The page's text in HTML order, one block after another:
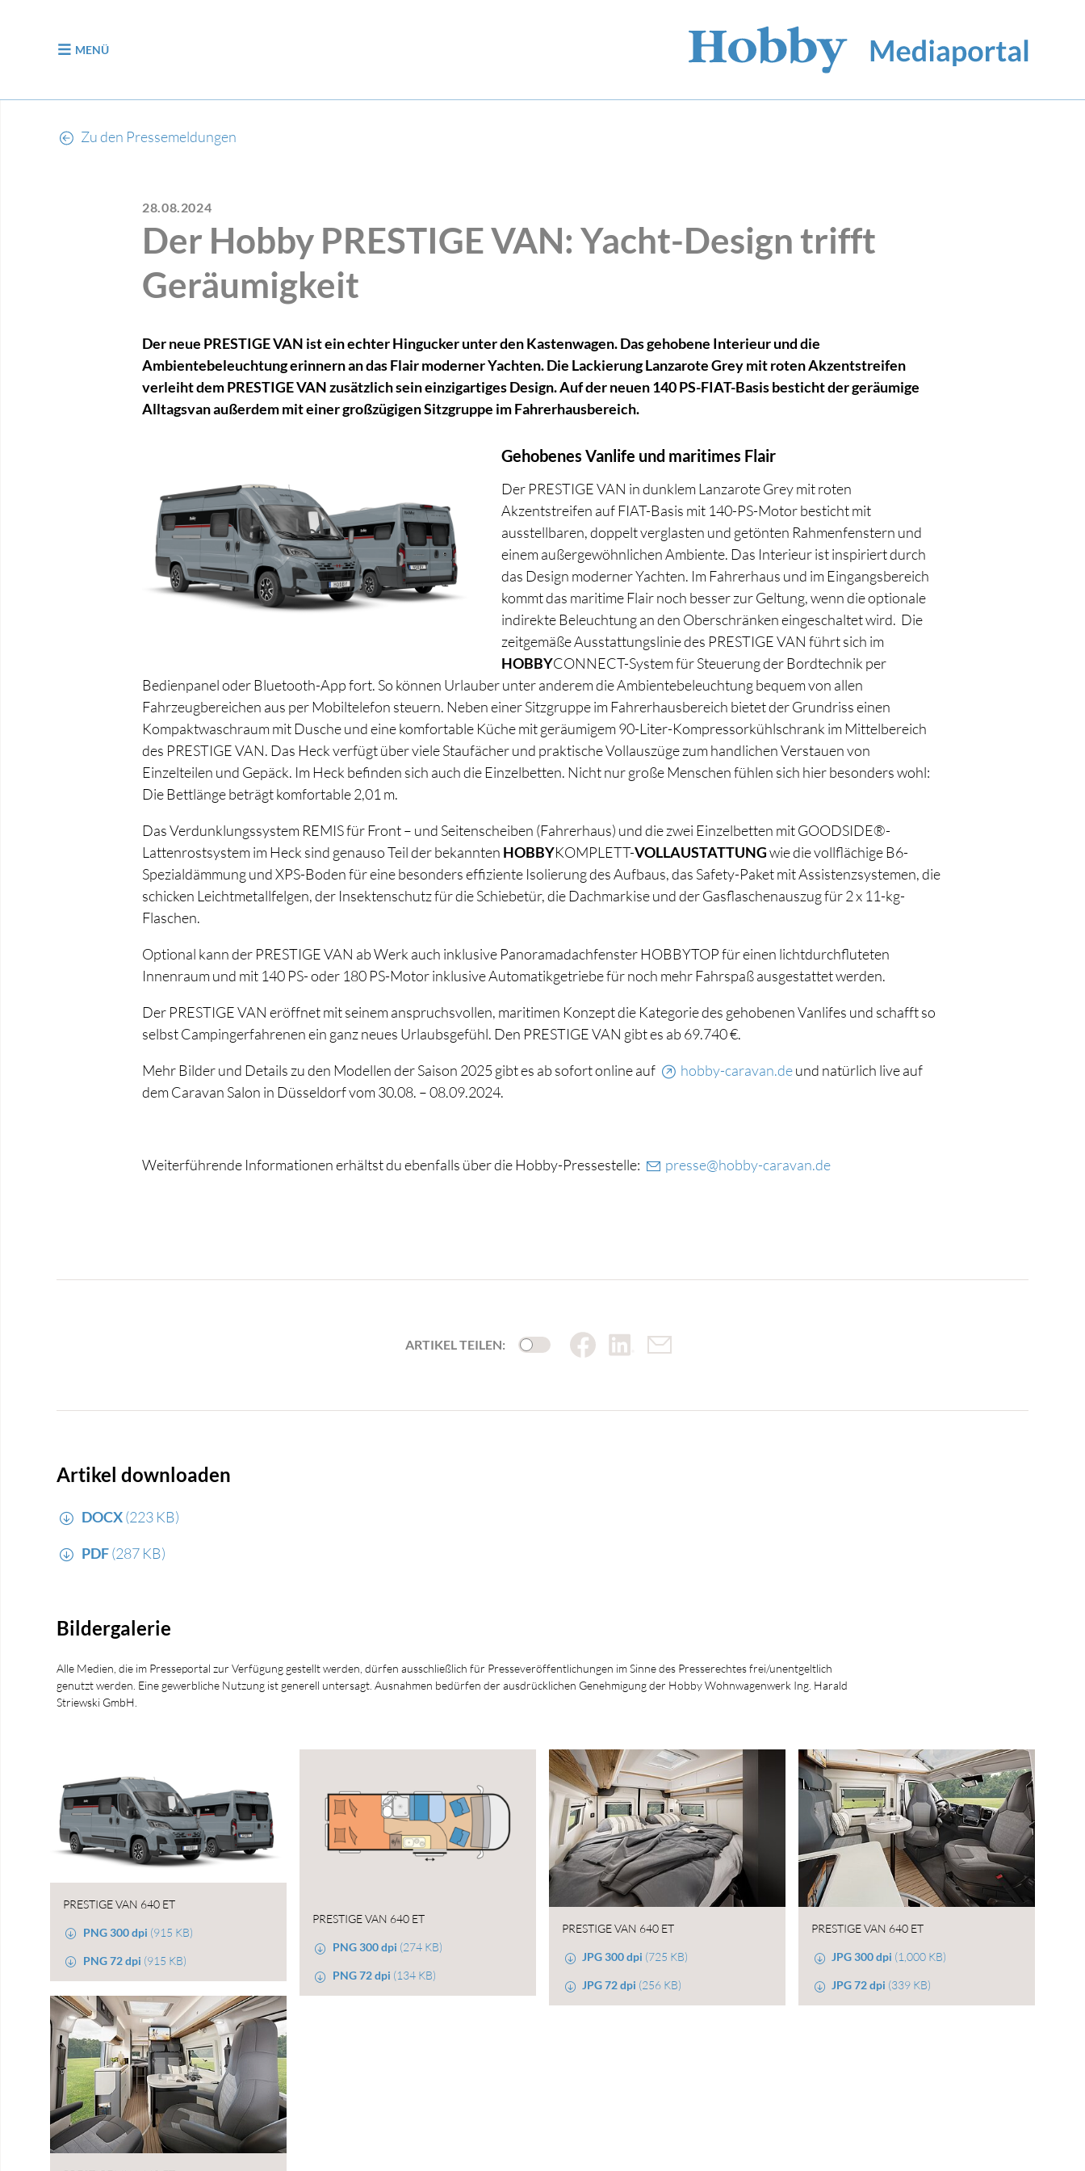
MENÜ
Zu den Pressemeldungen
28.08.2024
Der Hobby PRESTIGE VAN: Yacht-Design trifft
Geräumigkeit
Der neue PRESTIGE VAN ist ein echter Hingucker unter den Kastenwagen. Das gehobene Interieur und die
Ambientebeleuchtung erinnern an das Flair moderner Yachten. Die Lackierung Lanzarote Grey mit roten Akzentstreifen
verleiht dem PRESTIGE VAN zusätzlich sein einzigartiges Design. Auf der neuen 140 PS-FIAT-Basis besticht der geräumige
Alltagsvan außerdem mit einer großzügigen Sitzgruppe im Fahrerhausbereich.
Gehobenes Vanlife und maritimes Flair
Der PRESTIGE VAN in dunklem Lanzarote Grey mit roten
Akzentstreifen auf FIAT-Basis mit 140-PS-Motor besticht mit
ausstellbaren, doppelt verglasten und getönten Rahmenfenstern und
einem außergewöhnlichen Ambiente. Das Interieur ist inspiriert durch
das Design moderner Yachten. Im Fahrerhaus und im Eingangsbereich
kommt das maritime Flair noch besser zur Geltung, wenn die optionale
indirekte Beleuchtung an den Oberschränken eingeschaltet wird. Die
zeitgemäße Ausstattungslinie des PRESTIGE VAN führt sich im
HOBBYCONNECT-System für Steuerung der Bordtechnik per
Bedienpanel oder Bluetooth-App fort. So können Urlauber unter anderem die Ambientebeleuchtung bequem von allen
Fahrzeugbereichen aus per Mobiltelefon steuern. Neben einer Sitzgruppe im Fahrerhausbereich bietet der Grundriss einen
Kompaktwaschraum mit Dusche und eine komfortable Küche mit geräumigem 90-Liter-Kompressorkühlschrank im Mittelbereich
des PRESTIGE VAN. Das Heck verfügt über viele Staufächer und praktische Vollauszüge zum handlichen Verstauen von
Einzelteilen und Gepäck. Im Heck befinden sich auch die Einzelbetten. Nicht nur große Menschen fühlen sich hier besonders wohl:
Die Bettlänge beträgt komfortable 2,01 m.
Das Verdunklungssystem REMIS für Front – und Seitenscheiben (Fahrerhaus) und die zwei Einzelbetten mit GOODSIDE®-
Lattenrostsystem im Heck sind genauso Teil der bekannten HOBBYKOMPLETT-VOLLAUSTATTUNGwie die vollflächige B6-
Spezialdämmung und XPS-Boden für eine besonders effiziente Isolierung des Aufbaus, das Safety-Paket mit Assistenzsystemen, die
schicken Leichtmetallfelgen, der Insektenschutz für die Schiebetür, die Dachmarkise und der Gasflaschenauszug für 2 x 11-kg-
Flaschen.
Optional kann der PRESTIGE VAN ab Werk auch inklusive Panoramadachfenster HOBBYTOP für einen lichtdurchfluteten
Innenraum und mit 140 PS- oder 180 PS-Motor inklusive Automatikgetriebe für noch mehr Fahrspaß ausgestattet werden.
Der PRESTIGE VAN eröffnet mit seinem anspruchsvollen, maritimen Konzept die Kategorie des gehobenen Vanlifes und schafft so
selbst Campingerfahrenen ein ganz neues Urlaubsgefühl. Den PRESTIGE VAN gibt es ab 69.740 €.
Mehr Bilder und Details zu den Modellen der Saison 2025 gibt es ab sofort online auf hobby-caravan.deund natürlich live auf
dem Caravan Salon in Düsseldorf vom 30.08. – 08.09.2024.
Weiterführende Informationen erhältst du ebenfalls über die Hobby-Pressestelle: presse@hobby-caravan.de
ARTIKEL TEILEN:
Artikel downloaden
DOCX(223 KB)
PDF(287 KB)
Bildergalerie
Alle Medien, die im Presseportal zur Verfügung gestellt werden, dürfen ausschließlich für Presseveröffentlichungen im Sinne des Presserechtes frei/unentgeltlich
genutzt werden. Eine gewerbliche Nutzung ist generell untersagt. Ausnahmen bedürfen der ausdrücklichen Genehmigung der Hobby Wohnwagenwerk Ing. Harald
Striewski GmbH.
PRESTIGE VAN 640 ET
PNG 300 dpi (915 KB)
PNG 72 dpi (915 KB)
PRESTIGE VAN 640 ET
PNG 300 dpi (274 KB)
PNG 72 dpi (134 KB)
PRESTIGE VAN 640 ET
JPG 300 dpi (725 KB)
JPG 72 dpi (256 KB)
PRESTIGE VAN 640 ET
JPG 300 dpi (1,000 KB)
JPG 72 dpi (339 KB)